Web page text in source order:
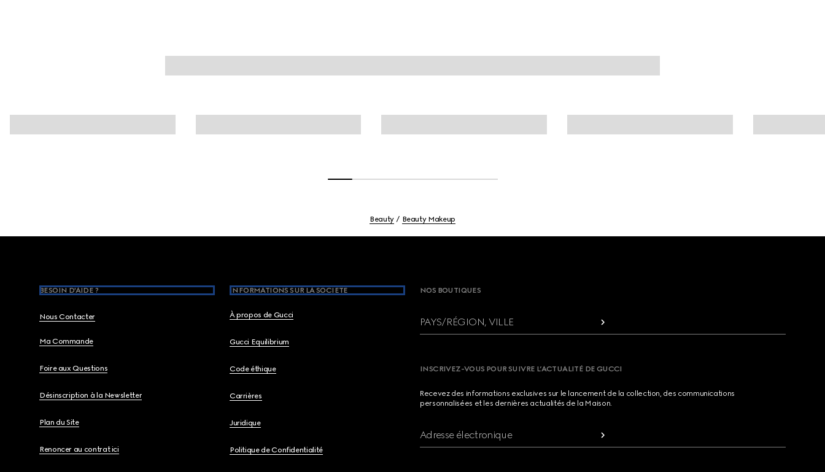
Beauty Beauty Makeup
BESOIN D'AIDE ?
Nous Contacter
Ma Commande
Foire aux Questions
Désinscription à la Newsletter
Plan du Site
Renoncer au contrat ici
INFORMATIONS SUR LA SOCIETE
À propos de Gucci
Gucci Equilibrium
Code éthique
Carrières
Juridique
Politique de Confidentialité
NOS BOUTIQUES
PAYS/RÉGION, VILLE
INSCRIVEZ-VOUS POUR SUIVRE L’ACTUALITÉ DE GUCCI
Recevez des informations exclusives sur le lancement de la collection, des communications
personnalisées et les dernières actualités de la Maison.
Adresse électronique